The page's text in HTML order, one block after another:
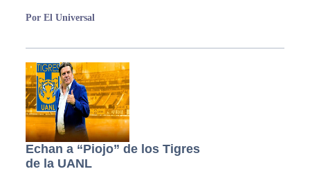
Por El Universal
Echan a “Piojo” de los Tigres
de la UANL